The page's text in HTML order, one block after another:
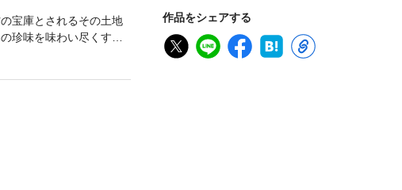
作品をシェアする
宝庫とされるその土地
珍味を味わい尽くすこ
テモノ飯テロ冒険譚、